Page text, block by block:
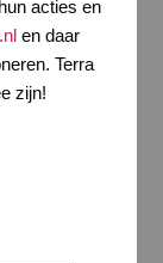
acties en
en daar
Terra
zijn!